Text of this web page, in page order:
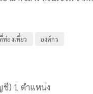
องเที่ยว องค์กร
ชี) 1 ตำแหน่ง